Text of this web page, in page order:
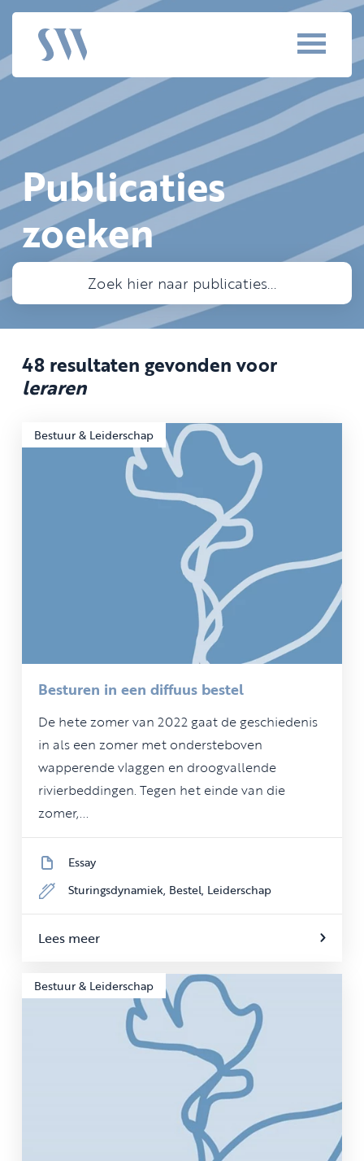
Publicaties
zoeken
48 resultaten gevonden voor
leraren
Bestuur & Leiderschap
Besturen in een diffuus bestel
De hete zomer van 2022 gaat de geschiedenis
in als een zomer met ondersteboven
wapperende vlaggen en droogvallende
rivierbeddingen. Tegen het einde van die
zomer,...
Essay
Sturingsdynamiek, Bestel, Leiderschap
Lees meer
Bestuur & Leiderschap